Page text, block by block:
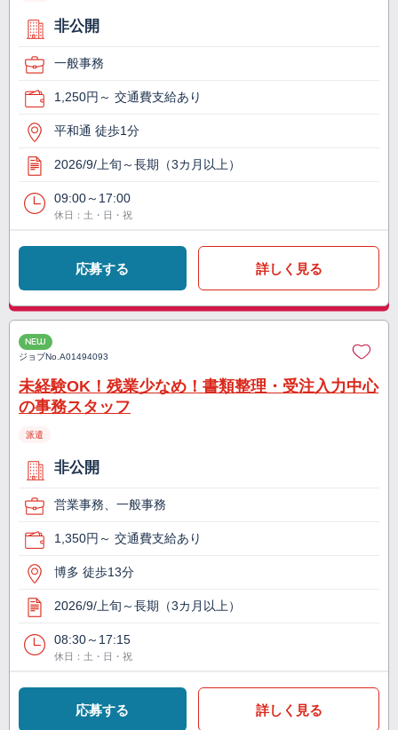
非公開
一般事務
1,250円～ 交通費支給あり
平和通 徒歩1分
2026/9/上旬～長期（3カ月以上）
09:00～17:00
休日：土・日・祝
応募する 詳しく見る
NEW
ジョブNo.A01494093
未経験OK！残業少なめ！書類整理・受注入力中心
の事務スタッフ
派遣
非公開
営業事務、一般事務
1,350円～ 交通費支給あり
博多 徒歩13分
2026/9/上旬～長期（3カ月以上）
08:30～17:15
休日：土・日・祝
応募する 詳しく見る